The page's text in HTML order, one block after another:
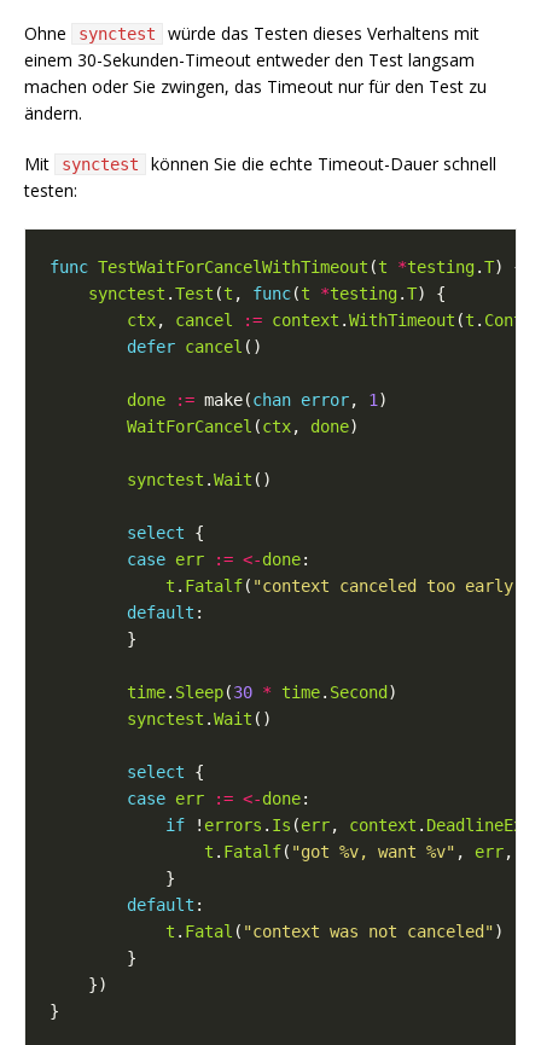
Ohne synctest
würde das Testen dieses Verhaltens mit
einem 30-Sekunden-Timeout entweder den Test langsam
machen oder Sie zwingen, das Timeout nur für den Test zu
ändern.
Mit synctest
können Sie die echte Timeout-Dauer schnell
testen:
func TestWaitForCancelWithTimeout (t *testing.T
synctest .Test (t , func(t *testing.T
ctx, cancel := context .WithTimeout (t .
defer cancel
done := make(chan error, 1
WaitForCancel (ctx, done
synctest .Wait
select
case err := <-done
t . Fatalf( "context canceled too early:
default
time. Sleep(30 * time. Second
synctest .Wait
select
case err := <-done
if ! errors . Is (err, context .
t . Fatalf( "got %v, want %v" , err,
default
t . Fatal ( "context was not canceled"